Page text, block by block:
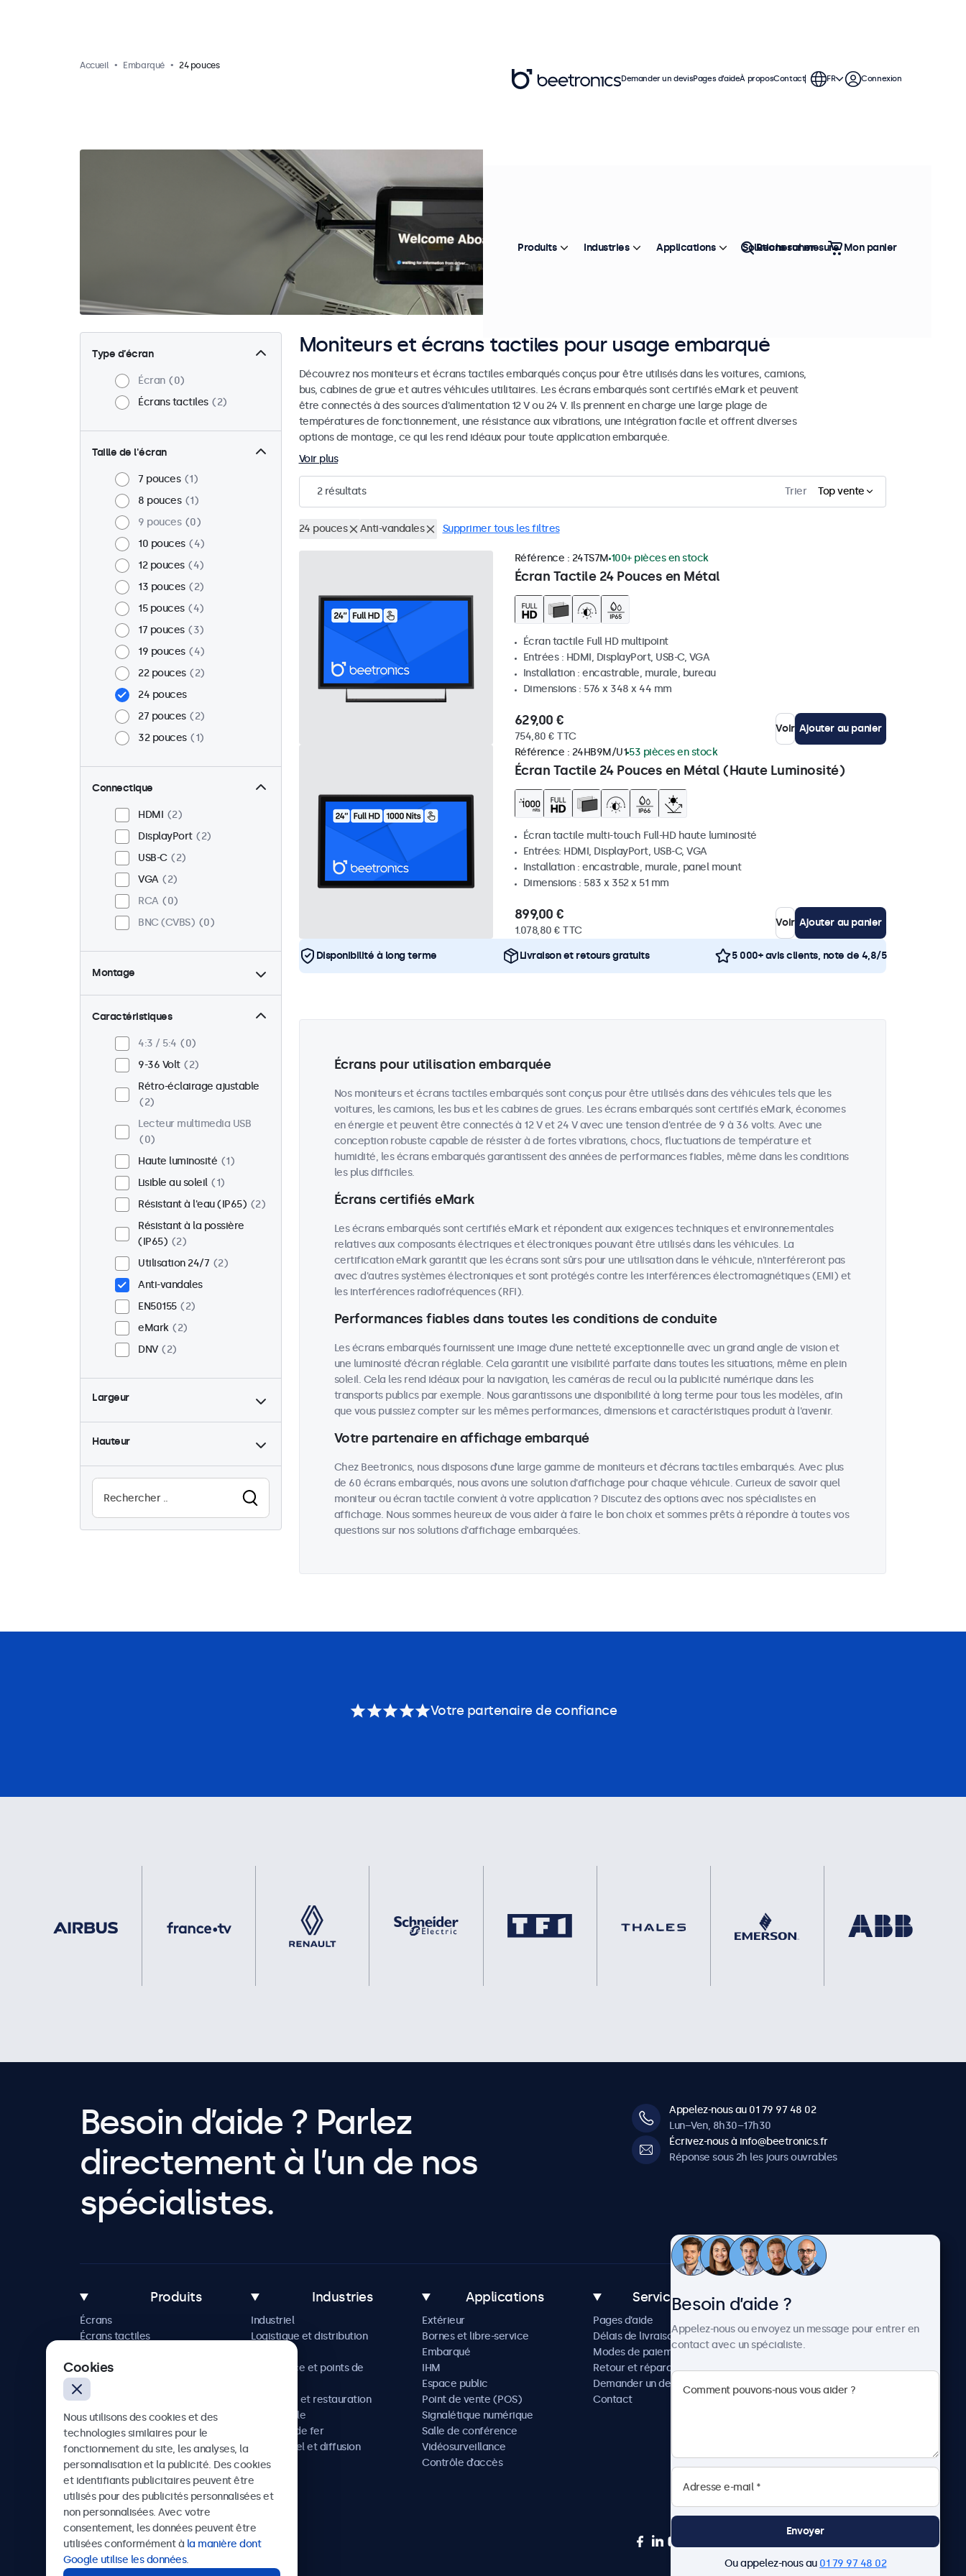
Accueil Embarqué 24 pouces
Type d’écran
Écran
0
Écrans tactiles
2
Taille de l'écran
7 pouces
1
8 pouces
1
9 pouces
0
10 pouces
4
12 pouces
4
13 pouces
2
15 pouces
4
17 pouces
3
19 pouces
4
22 pouces
2
24 pouces
27 pouces
2
32 pouces
1
Connectique
HDMI
2
DisplayPort
2
USB-C
2
VGA
2
RCA
0
BNC (CVBS)
0
Montage
Bureau
1
Mural
Panel mount
Encastrable
Montage en rack
VESA 75 x 75
VESA 100 x 100
2
Caractéristiques
4:3 / 5:4
0
9-36 Volt
2
Rétro-éclairage ajustable
2
Lecteur multimedia USB
0
Haute luminosité
1
Lisible au soleil
1
Résistant à l'eau (IP65)
2
Résistant à la possière
(IP65)
2
Utilisation 24/7
2
Anti-vandales
EN50155
2
eMark
2
DNV
2
Largeur
Hauteur
Moniteurs et écrans tactiles pour usage embarqué
Découvrez nos moniteurs et écrans tactiles embarqués conçus pour être utilisés dans les voitures, camions,
bus, cabines de grue et autres véhicules utilitaires. Les écrans embarqués sont certifiés eMark et peuvent
être connectés à des sources d'alimentation 12 V ou 24 V. Ils prennent en charge une large plage de
températures de fonctionnement, une résistance aux vibrations, une intégration facile et offrent diverses
options de montage, ce qui les rend idéaux pour toute application embarquée.
Voir plus
2résultats Trier Top vente
24 pouces Anti-vandales Supprimer tous les filtres
Écran Tactile 24 Pouces en Métal
Référence : 24TS7M 100+ pièces en stock
Écran tactile Full HD multipoint
Entrées : HDMI, DisplayPort, USB-C, VGA
Installation : encastrable, murale, bureau
Dimensions : 576 x 348 x 44 mm
629,00 €
754,80 € TTC
Voir Ajouter au panier
Écran Tactile 24 Pouces en Métal (Haute Luminosité)
Référence : 24HB9M/U1 53 pièces en stock
Écran tactile multi-touch Full-HD haute luminosité
Entrées: HDMI, DisplayPort, USB-C, VGA
Installation : encastrable, murale, panel mount
Dimensions : 583 x 352 x 51 mm
899,00 €
1.078,80 € TTC
Voir Ajouter au panier
Disponibilité à long terme Livraison et retours gratuits 5 000+ avis clients, note de 4,8/5
Écrans pour utilisation embarquée
Nos moniteurs et écrans tactiles embarqués sont conçus pour être utilisés dans des véhicules tels que les
voitures, les camions, les bus et les cabines de grues. Les écrans embarqués sont certifiés eMark, économes
en énergie et peuvent être connectés à 12 V et 24 V avec une tension d'entrée de 9 à 36 volts. Avec une
conception robuste capable de résister à de fortes vibrations, chocs, fluctuations de température et
humidité, les écrans embarqués garantissent des années de performances fiables, même dans les conditions
les plus difficiles.
Écrans certifiés eMark
Les écrans embarqués sont certifiés eMark et répondent aux exigences techniques et environnementales
relatives aux composants électriques et électroniques pouvant être utilisés dans les véhicules. La
certification eMark garantit que les écrans sont sûrs pour une utilisation dans le véhicule, n'interféreront pas
avec d'autres systèmes électroniques et sont protégés contre les interférences électromagnétiques (EMI) et
les interférences radiofréquences (RFI).
Performances fiables dans toutes les conditions de conduite
Les écrans embarqués fournissent une image d’une netteté exceptionnelle avec un grand angle de vision et
une luminosité d’écran réglable. Cela garantit une visibilité parfaite dans toutes les situations, même en plein
soleil. Cela les rend idéaux pour la navigation, les caméras de recul ou la publicité numérique dans les
transports publics par exemple. Nous garantissons une disponibilité à long terme pour tous les modèles, afin
que vous puissiez compter sur les mêmes performances, dimensions et caractéristiques produit à l'avenir.
Votre partenaire en affichage embarqué
Chez Beetronics, nous disposons d’une large gamme de moniteurs et d’écrans tactiles embarqués. Avec plus
de 60 écrans embarqués, nous avons une solution d'affichage pour chaque véhicule. Curieux de savoir quel
moniteur ou écran tactile convient à votre application ? Discutez des options avec nos spécialistes en
affichage. Nous sommes heureux de vous aider à faire le bon choix et sommes prêts à répondre à toutes vos
questions sur nos solutions d'affichage embarquées.
Demander un devisPages d’aideÀ proposContact FR Connexion
Produits Industries Applications Solutions sur mesure
Rechercher Mon panier
Votre partenaire de confiance
Besoin d’aide ? Parlez
directement à l’un de nos
spécialistes.
Appelez-nous au 01 79 97 48 02
Lun–Ven, 8h30–17h30
Écrivez-nous à info@beetronics.fr
Réponse sous 2h les jours ouvrables
Produits
Écrans
Écrans tactiles
Solutions sur mesure
Industries
Industriel
Logistique et distribution
Commerce et points de
Hôtellerie et restauration
Automobile
Chemins de fer
Audiovisuel et diffusion
Santé
Applications
Extérieur
Bornes et libre-service
Embarqué
IHM
Espace public
Point de vente (POS)
Signalétique numérique
Salle de conférence
Vidéosurveillance
Contrôle d’accès
Service client
Pages d’aide
Délais de livraison
Modes de paiement
Retour et réparation
Demander un devis
Contact
Actualités et mises à jour
À propos de Beetronics
Carrière
Conditions de vente
Beetronics
75 Boulevard Haussmann, 75008 Paris, France
Besoin d’aide ?
Appelez-nous ou envoyez un message pour entrer en
contact avec un spécialiste.
Envoyer
Ou appelez-nous au 01 79 97 48 02
Cookies
Nous utilisons des cookies et des
technologies similaires pour le
fonctionnement du site, les analyses, la
personnalisation et la publicité. Des cookies
et identifiants publicitaires peuvent être
utilisés pour des publicités personnalisées et
non personnalisées. Avec votre
consentement, les données peuvent être
utilisées conformément à la manière dont
Google utilise les données.